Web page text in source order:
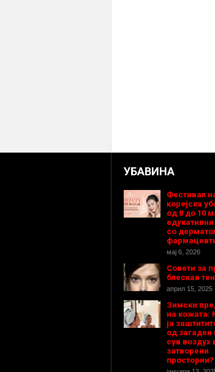
УБАВИНА
Фестивал
корејска
од 8 до 10
со
мај 6, 2026
Совети за
блескав тен
април 15, 2025
Зимски
на кожата:
ја
од загаден
сув воздух
затворени
простории?